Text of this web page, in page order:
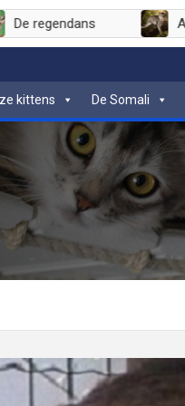
De regendans
kittens De Somali